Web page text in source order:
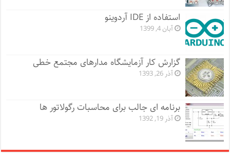
استفاده از IDE آردوینو
آبان 4, 1399
گزارش کار آزمایشگاه مدارهای مجتمع خطی
آذر 26, 1393
برنامه ای جالب برای محاسبات رگولاتور ها
آذر 19, 1392